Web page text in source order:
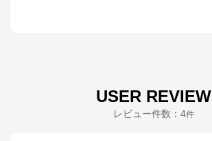
USER REVIEW
レビュー件数： 4件